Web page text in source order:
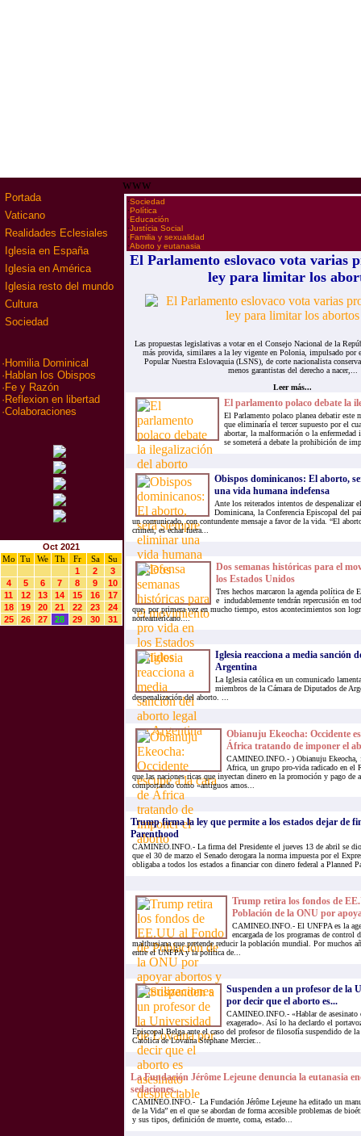
Portada
Vaticano
Realidades Eclesiales
Iglesia en España
Iglesia en América
Iglesia resto del mundo
Cultura
Sociedad
· Homilia Dominical
· Hablan los Obispos
· Fe y Razón
· Reflexion en libertad
·Colaboraciones
Oct 2021
Mo
Tu We Th Fr Sa
Su
1
2
3
4
5 6 7 8 9
10
11
12 13 14 15 16
17
18
19 20 21 22 23
24
25
26 27 28 29 30 31
www
·Sociedad
·Política
·Educación
·Justícia Social
·Familia y sexualidad
·Aborto y eutanasia
El Parlamento eslovaco vota varias
ley para limitar los
Las propuestas legislativas a votar en el Consejo Nacional de la
más provida, similares a la ley vigente en Polonia, impulsado por
Popular Nuestra Eslovaquia (LSNS), de corte nacionalista
menos garantistas del derecho a nacer,...
Leer más...
El parlamento polaco debate la
El Parlamento polaco planea debatir este
que eliminaría el tercer supuesto por el
abortar, la malformación o la enfermedad
se someterá a debate la prohibición de
Obispos dominicanos: El aborto,
una vida humana indefensa
Ante los reiterados intentos de despenalizar
Dominicana, la Conferencia Episcopal del
un comunicado, con contundente mensaje a favor de la vida. “El
crimen, es echar fuera...
Dos semanas históricas para el
los Estados Unidos
Tres hechos marcaron la agenda política de
e indudablemente tendrán repercusión en
que, por primera vez en mucho tiempo, estos acontecimientos son
norteamericano....
Iglesia reacciona a media sanción
Argentina
La Iglesia católica en un comunicado
miembros de la Cámara de Diputados de
despenalización del aborto. ...
Obianuju Ekeocha: Occidente
África tratando de imponer el
CAMINEO.INFO.- ) Obianuju Ekeocha,
Africa, un grupo pro-vida radicado en el
que las naciones ricas que inyectan dinero en la promoción y pago de
comportando como «antiguos amos...
Trump firma la ley que permite a los estados dejar de
Parenthood
CAMINEO.INFO.- La firma del Presidente el jueves 13 de abril se
que el 30 de marzo el Senado derogara la norma impuesta por el
obligaba a todos los estados a financiar con dinero federal a Planned
Trump retira los fondos de
Población de la ONU por
CAMINEO.INFO.- El UNFPA es la
encargada de los programas de control
malthusiana que pretende reducir la población mundial. Por muchos
entre el UNFPA y la política de...
Suspenden a un profesor de la
por decir que el aborto es...
CAMINEO.INFO.- «Hablar de asesinato
exagerado». Así lo ha declardo el
Episcopal Belga ante el caso del profesor de filosofía suspendido de
Católica de Lovaina Stéphane Mercier...
La Fundación Jérôme Lejeune denuncia la eutanasia
sedaciones...
CAMINEO.INFO.- La Fundación Jérôme Lejeune ha editado un
de la Vida” en el que se abordan de forma accesible problemas de
y sus tipos, definición de muerte, coma, estado...